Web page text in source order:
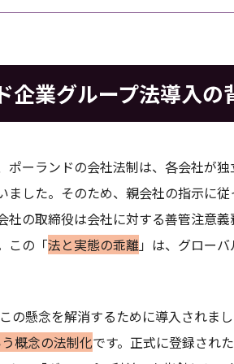
企業グループ法導入の
ポーランドの会社法制は、各会社が
ました。そのため、親会社の指示に
社の取締役は会社に対する善管注意
この「法と実態の乖離」は、グロー
の懸念を解消するために導入されまし
概念の法制化です。正式に登録され